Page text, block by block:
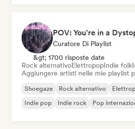
POV: You're in a
Curatore Di Playlist
&gt; 1700 risposte date
Rock alternativoElettropopIndie folk
Aggiungere artisti nelle mie playlist
Shoegaze Rock alternativo
Indie pop
Indie rock Pop